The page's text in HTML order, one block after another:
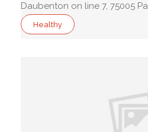
Daubenton on line 7, 75005
Healthy